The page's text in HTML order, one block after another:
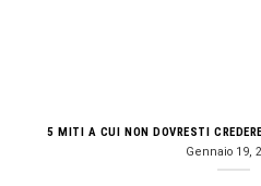
5 MITI A CUI NON DOVRESTI
Gennaio 19,